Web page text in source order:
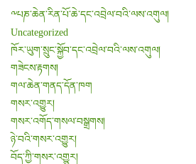
༸པཎ་ཆེན་རིན་པོ་ཆེ་དང་འབྲེལ་བའི་ལས་འགུལ།
Uncategorized
ཁོར་ཡུག་སྲུང་སྐྱོབ་དང་འབྲེལ་བའི་ལས་འགུལ།
གཟེངས་རྟགས།
གལ་ཆེན་གནད་དོན་ཁག
གསར་འགྱུར།
གསར་འགོད་གསལ་བསྒྲགས།
ཉེ་བའི་གསར་འགྱུར།
བོད་ཀྱི་གསར་འགྱུར།